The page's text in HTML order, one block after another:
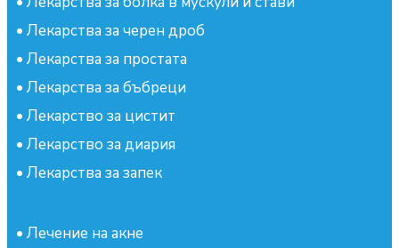
• Лекарства за черен дроб
• Лекарства за простата
• Лекарства за бъбреци
• Лекарство за цистит
• Лекарство за диария
• Лекарства за запек
• Лечение на акне